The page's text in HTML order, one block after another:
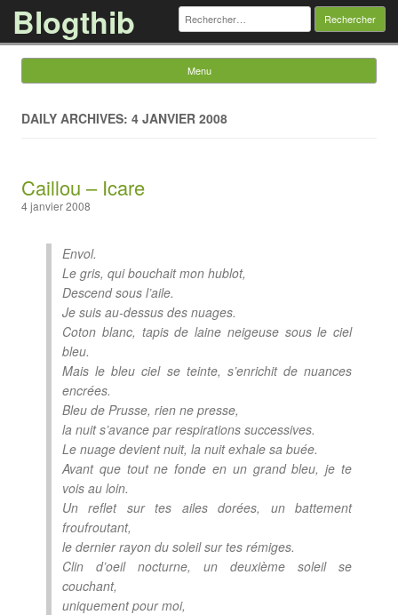
Blogthib Rechercher :
Menu
DAILY ARCHIVES: 4 JANVIER 2008
Caillou – Icare
4 janvier 2008
Envol.
Le gris, qui bouchait mon hublot,
Descend sous l’aile.
Je suis au-dessus des nuages.
Coton blanc, tapis de laine neigeuse sous le ciel
bleu.
Mais le bleu ciel se teinte, s’enrichit de nuances
encrées.
Bleu de Prusse, rien ne presse,
la nuit s’avance par respirations successives.
Le nuage devient nuit, la nuit exhale sa buée.
Avant que tout ne fonde en un grand bleu, je te
vois au loin.
Un reflet sur tes ailes dorées, un battement
froufroutant,
le dernier rayon du soleil sur tes rémiges.
Clin d’oeil nocturne, un deuxième soleil se
couchant,
uniquement pour moi,